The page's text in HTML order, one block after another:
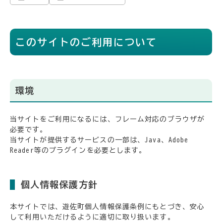
このサイトのご利用について
環境
当サイトをご利用になるには、フレーム対応のブラウザが
必要です。
当サイトが提供するサービスの一部は、Java、Adobe
Reader等のプラグインを必要とします。
個人情報保護方針
本サイトでは、遊佐町個人情報保護条例にもとづき、安心
して利用いただけるように適切に取り扱います。